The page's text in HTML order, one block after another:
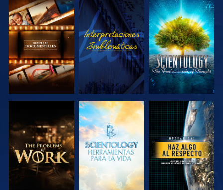
EXPLORA LAS
SERIES
VE
EXPLORA LAS
SERIES
EXPLORA LAS
SERIES
EXPLORA LAS
SERIES
VE